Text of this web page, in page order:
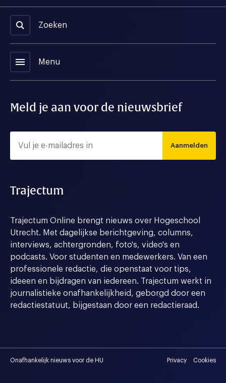
Zoeken
menu Menu
Meld je aan voor de nieuwsbrief
Aanmelden
Trajectum
Trajectum Online brengt nieuws over Hogeschool
Utrecht. Met dagelijkse berichtgeving, columns,
interviews, achtergronden, foto's, video's en
podcasts. Voor studenten en medewerkers. Van een
professionele redactie, die openstaat voor tips,
ideeen en bijdragen van iedereen. Trajectum werkt in
journalistieke onafhankelijkheid, geborgd door een
redactiestatuut, bijgestaan door een redactieraad.
Onafhankelijk nieuws voor de HU Privacy Cookies